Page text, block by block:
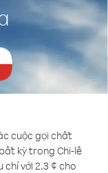
cuộc gọi chất
kỳ trong Chi-lê
với 2.3 ¢ cho